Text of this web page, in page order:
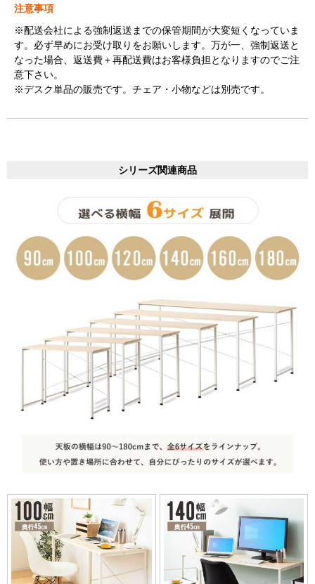
注意事項
※配送会社による強制返送までの保管期間が大変短くなっていま
す。必ず早めにお受け取りをお願いします。万が一、強制返送と
なった場合、返送費＋再配送費はお客様負担となりますのでご注
意下さい。
※デスク単品の販売です。チェア・小物などは別売です。
シリーズ関連商品